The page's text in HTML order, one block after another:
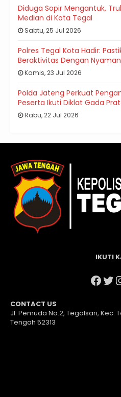
Diduga Sopir Mengantuk,
Median di Kota Tegal
Sabtu, 25 Jul 2026
Polres Tegal Kota Hadir:
Beraktivitas Dengan Nyaman
Kamis, 23 Jul 2026
Polda Jateng Perkuat
Peserta Ikuti Diklat Gada
Rabu, 22 Jul 2026
IKUTI
CONTACT US
Jl. Pemuda No.2, Tegalsari, Kec.
Tengah 52313